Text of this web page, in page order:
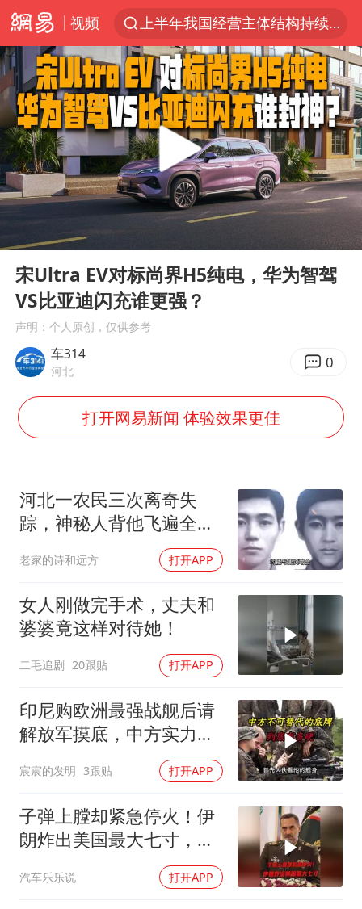
视频
上半年我国经营主体结构持续优化
俄称边境州遭乌大规模袭击已致13伤
杭州机场已取消航班388架次
于东来回应胖东来近25年老店年底关闭
浙江省委书记：该停下的坚决停下来
中国籍豪华游艇富商之子在泰国被杀
白海豚北上或致京津冀暴雨
美将每月供乌爱国者拦截导弹
国足U17与阿森纳决赛取消 并列冠军
新疆一婚礼线上邀请引热议
《龙餐馆》 冲奖
上门女婿出轨女邻居多年被判重婚罪
韩军前线部队连曝丑闻
云南一男子胃中取出180颗铁钉
奋力开创中国式现代化建设新局面
Play
宋Ultra EV对标尚界H5纯电，华为智驾
VS比亚迪闪充谁更强？
声明：个人原创，仅供参考
车314
河北 0
打开网易新闻 体验效果更佳
河北一农民三次离奇失
踪，神秘人背他飞遍全中
国，幕后真相是什么
老家的诗和远方 打开APP
女人刚做完手术，丈夫和
婆婆竟这样对待她！
二毛追剧 20跟贴 打开APP
印尼购欧洲最强战舰后请
解放军摸底，中方实力几
宸宸的发明 3跟贴 打开APP
子弹上膛却紧急停火！伊
朗炸出美国最大七寸，特
汽车乐乐说 打开APP